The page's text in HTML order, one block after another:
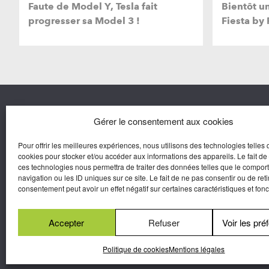
Gérer le consentement aux cookies
Pour offrir les meilleures expériences, nous utilisons des technologies telles
cookies pour stocker et/ou accéder aux informations des appareils. Le fait
ces technologies nous permettra de traiter des données telles que le
navigation ou les ID uniques sur ce site. Le fait de ne pas consentir ou de
consentement peut avoir un effet négatif sur certaines caractéristiques et
Accepter Refuser Voir les
Politique de cookiesMentions légales
Faute de Model Y, Tesla fait
progresser sa Model 3 !
Bientôt
Fiesta by
Une marque d’Agora Médias,
Éditeur de presse.
Agora
Yves